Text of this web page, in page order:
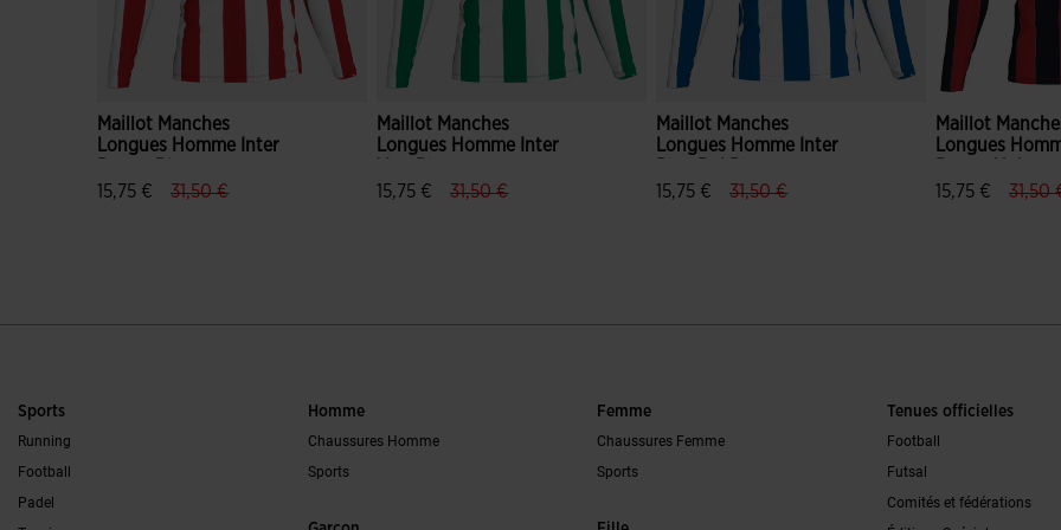
Maillot Manches
Longues Homme Inter
15,75 €
label.price.reduced.from
31,50 €label.price.to
Maillot Manches
Longues Homme Inter
15,75 €
label.price.reduced.from
31,50 €label.price.to
Maillot Manches
Longues Homme Inter
15,75 €
label.price.reduced.from
31,50 €label.price.to
Maillot
Longues
15,75 €
31,50
Sports
Running
Football
Padel
Homme
Chaussures Homme
Sports
Femme
Chaussures Femme
Sports
Tenues officielles
Football
Futsal
Comités et fédérations